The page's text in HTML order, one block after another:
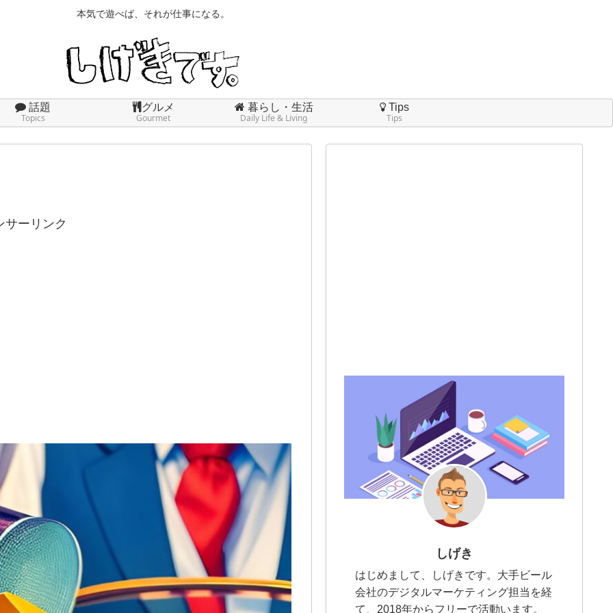
本気で遊べば、それが仕事になる。
話題
Topics
グルメ
Gourmet
暮らし・生活
Daily Life & Living
Tips
Tips
サーリンク
しげき
はじめまして、しげきです。大手ビール
会社のデジタルマーケティング担当を経
て、2018年からフリーで活動います。